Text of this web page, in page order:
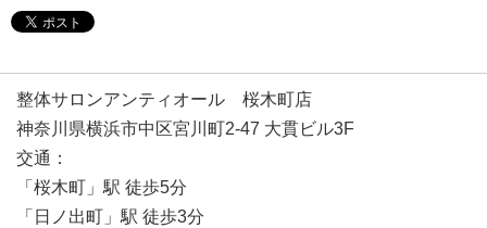
整体サロンアンティオール 桜木町店
神奈川県横浜市中区宮川町2-47 大貫ビル3F
交通：
「桜木町」駅 徒歩5分
「日ノ出町」駅 徒歩3分